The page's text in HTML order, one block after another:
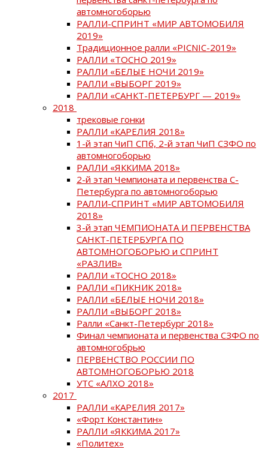
автомногоборью
РАЛЛИ-СПРИНТ «МИР АВТОМОБИЛЯ
2019»
Традиционное ралли «PICNIC-2019»
РАЛЛИ «ТОСНО 2019»
РАЛЛИ «БЕЛЫЕ НОЧИ 2019»
РАЛЛИ «ВЫБОРГ 2019»
РАЛЛИ «САНКТ-ПЕТЕРБУРГ — 2019»
2018
трековые гонки
РАЛЛИ «КАРЕЛИЯ 2018»
1-й этап ЧиП СПб, 2-й этап ЧиП СЗФО по
автомногоборью
РАЛЛИ «ЯККИМА 2018»
2-й этап Чемпионата и первенства С-
Петербурга по автомногоборью
РАЛЛИ-СПРИНТ «МИР АВТОМОБИЛЯ
2018»
3-й этап ЧЕМПИОНАТА И ПЕРВЕНСТВА
САНКТ-ПЕТЕРБУРГА ПО
АВТОМНОГОБОРЬЮ и СПРИНТ
«РАЗЛИВ»
РАЛЛИ «ТОСНО 2018»
РАЛЛИ «ПИКНИК 2018»
РАЛЛИ «БЕЛЫЕ НОЧИ 2018»
РАЛЛИ «ВЫБОРГ 2018»
Ралли «Санкт-Петербург 2018»
Финал чемпионата и первенства СЗФО по
автомногобрью
ПЕРВЕНСТВО РОССИИ ПО
АВТОМНОГОБОРЬЮ 2018
УТС «АЛХО 2018»
2017
РАЛЛИ «КАРЕЛИЯ 2017»
«Форт Константин»
РАЛЛИ «ЯККИМА 2017»
«Политех»